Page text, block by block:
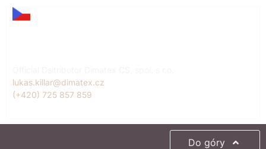
lukas.killar@dimatex.cz
(+420) 725 857 859
Do góry